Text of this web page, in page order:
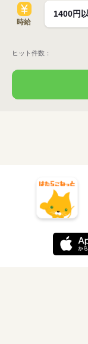
時給
ヒット件数：